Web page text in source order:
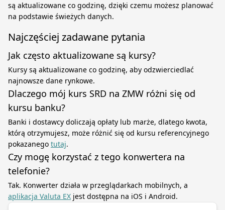
są aktualizowane co godzinę, dzięki czemu możesz planować
na podstawie świeżych danych.
Najczęściej zadawane pytania
Jak często aktualizowane są kursy?
Kursy są aktualizowane co godzinę, aby odzwierciedlać
najnowsze dane rynkowe.
Dlaczego mój kurs SRD na ZMW różni się od
kursu banku?
Banki i dostawcy doliczają opłaty lub marże, dlatego kwota,
którą otrzymujesz, może różnić się od kursu referencyjnego
pokazanego tutaj.
Czy mogę korzystać z tego konwertera na
telefonie?
Tak. Konwerter działa w przeglądarkach mobilnych, a
aplikacja Valuta EX jest dostępna na iOS i Android.